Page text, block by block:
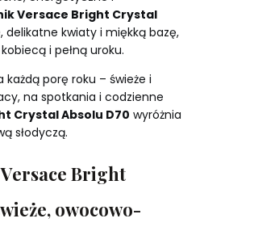
Versace Bright Crystal
delikatne kwiaty i miękką bazę,
i pełną uroku.
porę roku – świeże i
na spotkania i codzienne
Crystal Absolu D70 wyróżnia
słodyczą.
Bright
owocowo-